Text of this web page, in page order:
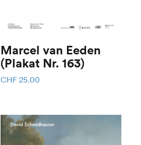
Marcel van Eeden
(Plakat Nr. 163)
CHF 25.00